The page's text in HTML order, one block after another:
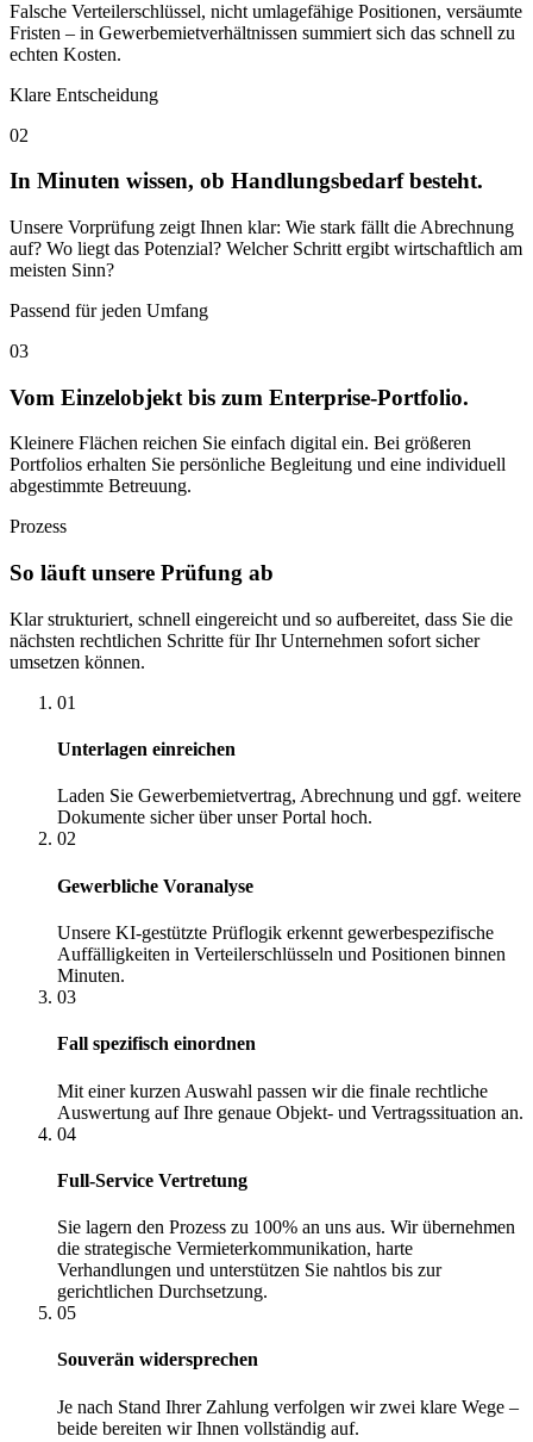
Falsche Verteilerschlüssel, nicht umlagefähige Positionen, versäumte
Fristen – in Gewerbemietverhältnissen summiert sich das schnell zu
echten Kosten.
Klare Entscheidung
02
In Minuten wissen, ob Handlungsbedarf besteht.
Unsere Vorprüfung zeigt Ihnen klar: Wie stark fällt die Abrechnung
auf? Wo liegt das Potenzial? Welcher Schritt ergibt wirtschaftlich am
meisten Sinn?
Passend für jeden Umfang
03
Vom Einzelobjekt bis zum Enterprise-Portfolio.
Kleinere Flächen reichen Sie einfach digital ein. Bei größeren
Portfolios erhalten Sie persönliche Begleitung und eine individuell
abgestimmte Betreuung.
Prozess
So läuft unsere Prüfung ab
Klar strukturiert, schnell eingereicht und so aufbereitet, dass Sie die
nächsten rechtlichen Schritte für Ihr Unternehmen sofort sicher
umsetzen können.
01
Unterlagen einreichen
Laden Sie Gewerbemietvertrag, Abrechnung und ggf. weitere
Dokumente sicher über unser Portal hoch.
02
Gewerbliche Voranalyse
Unsere KI-gestützte Prüflogik erkennt gewerbespezifische
Auffälligkeiten in Verteilerschlüsseln und Positionen binnen
Minuten.
03
Fall spezifisch einordnen
Mit einer kurzen Auswahl passen wir die finale rechtliche
Auswertung auf Ihre genaue Objekt- und Vertragssituation an.
04
Full-Service Vertretung
Sie lagern den Prozess zu 100% an uns aus. Wir übernehmen
die strategische Vermieterkommunikation, harte
Verhandlungen und unterstützen Sie nahtlos bis zur
gerichtlichen Durchsetzung.
05
Souverän widersprechen
Je nach Stand Ihrer Zahlung verfolgen wir zwei klare Wege –
beide bereiten wir Ihnen vollständig auf.